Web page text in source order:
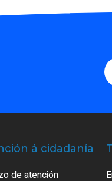
á cidadanía
de atención